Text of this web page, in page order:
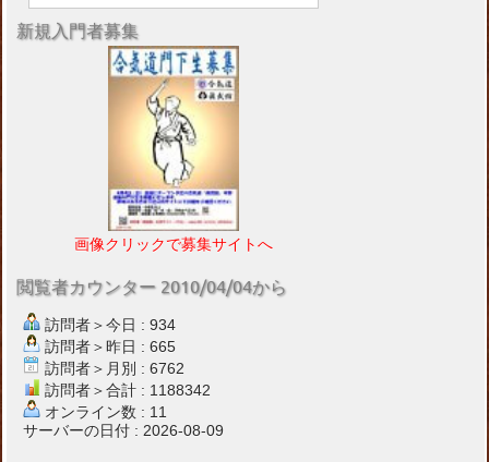
新規入門者募集
画像クリックで募集サイトへ
閲覧者カウンター 2010/04/04から
訪問者＞今日 : 934
訪問者＞昨日 : 665
訪問者＞月別 : 6762
訪問者＞合計 : 1188342
オンライン数 : 11
サーバーの日付 : 2026-08-09